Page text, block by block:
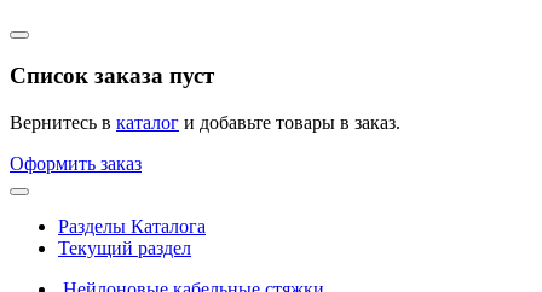
Список заказа пуст
Вернитесь в каталог и добавьте товары в заказ.
Оформить заказ
Разделы Каталога
Текущий раздел